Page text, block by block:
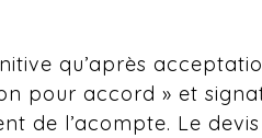
qu’après
pour accord » et
de l’acompte. Le